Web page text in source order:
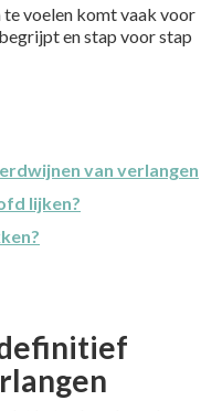
te voelen komt vaak voor
en stap voor stap
van verlangen
lijken?